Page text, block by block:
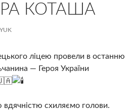
КОТАША
ліцею провели в останню
— Героя України
вдячністю схиляємо голови.